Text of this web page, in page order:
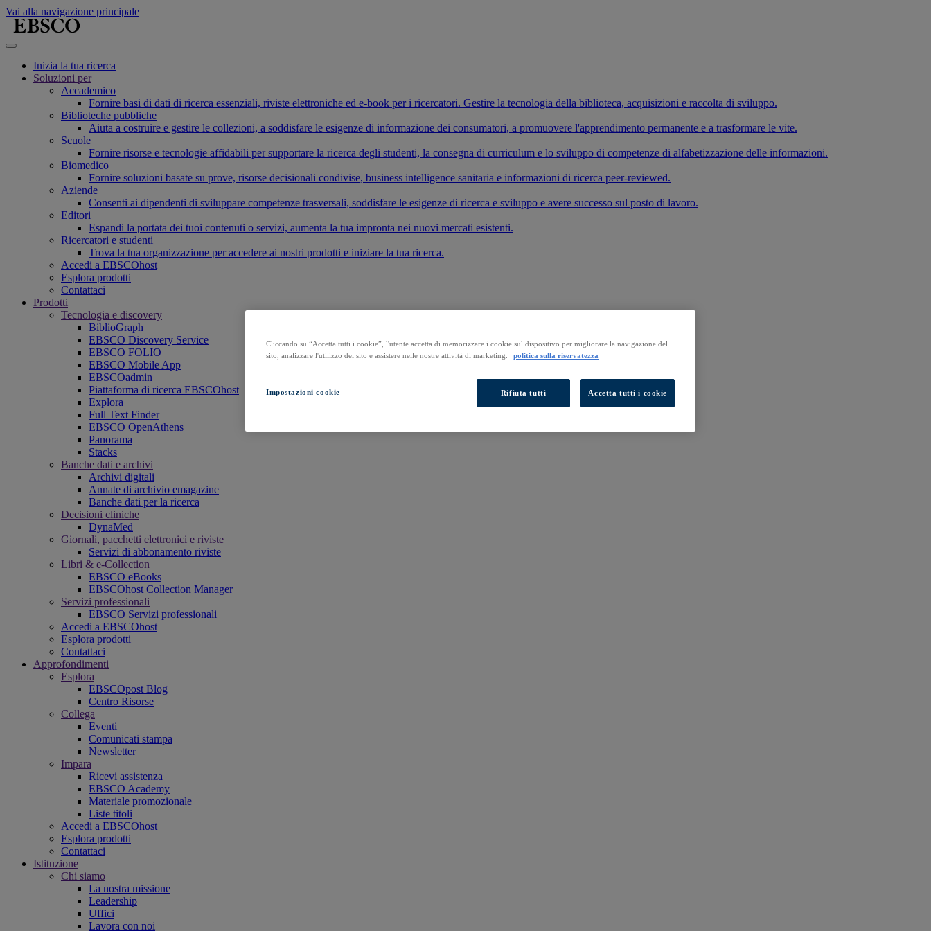
Vai alla navigazione principale
Inizia la tua ricerca
Soluzioni per
Accademico
Fornire basi di dati di ricerca essenziali, riviste elettroniche ed e-book per i ricercatori. Gestire la tecnologia della biblioteca, acquisizioni e raccolta di sviluppo.
Biblioteche pubbliche
Aiuta a costruire e gestire le collezioni, a soddisfare le esigenze di informazione dei consumatori, a promuovere l'apprendimento permanente e a trasformare le vite.
Scuole
Fornire risorse e tecnologie affidabili per supportare la ricerca degli studenti, la consegna di curriculum e lo sviluppo di competenze di alfabetizzazione delle informazioni.
Biomedico
Fornire soluzioni basate su prove, risorse decisionali condivise, business intelligence sanitaria e informazioni di ricerca peer-reviewed.
Aziende
Consenti ai dipendenti di sviluppare competenze trasversali, soddisfare le esigenze di ricerca e sviluppo e avere successo sul posto di lavoro.
Editori
Espandi la portata dei tuoi contenuti o servizi, aumenta la tua impronta nei nuovi mercati esistenti.
Ricercatori e studenti
Trova la tua organizzazione per accedere ai nostri prodotti e iniziare la tua ricerca.
Accedi a EBSCOhost
Esplora prodotti
Contattaci
Prodotti
Tecnologia e discovery
BiblioGraph
EBSCO Discovery Service
EBSCO FOLIO
EBSCO Mobile App
EBSCOadmin
Piattaforma di ricerca EBSCOhost
Explora
Full Text Finder
EBSCO OpenAthens
Panorama
Stacks
Banche dati e archivi
Archivi digitali
Annate di archivio emagazine
Banche dati per la ricerca
Decisioni cliniche
DynaMed
Giornali, pacchetti elettronici e riviste
Servizi di abbonamento riviste
Libri & e-Collection
EBSCO eBooks
EBSCOhost Collection Manager
Servizi professionali
EBSCO Servizi professionali
Accedi a EBSCOhost
Esplora prodotti
Contattaci
Approfondimenti
Esplora
EBSCOpost Blog
Centro Risorse
Collega
Eventi
Comunicati stampa
Newsletter
Impara
Ricevi assistenza
EBSCO Academy
Materiale promozionale
Liste titoli
Accedi a EBSCOhost
Esplora prodotti
Contattaci
Istituzione
Chi siamo
La nostra missione
Leadership
Uffici
Lavora con noi
Cliccando su “Accetta tutti i cookie”, l'utente accetta di memorizzare i cookie sul dispositivo per migliorare la navigazione del
sito, analizzare l'utilizzo del sito e assistere nelle nostre attività di marketing.
politica sulla riservatezza
Impostazioni cookie Rifiuta tutti Accetta tutti i cookie